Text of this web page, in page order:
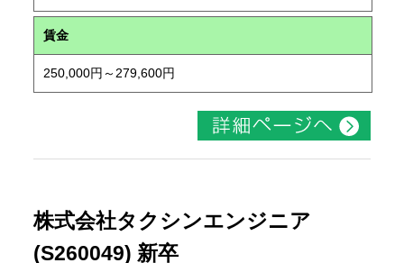
賃金
250,000円～279,600円
株式会社タクシンエンジニア
(S260049) 新卒